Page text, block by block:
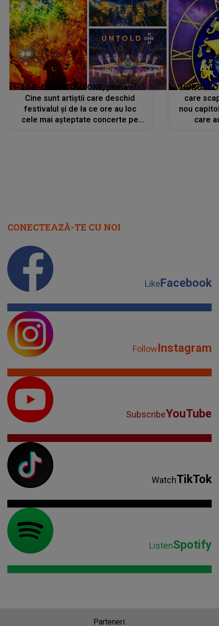
LINE-UP UNTOLD ONE, prima zi.
Cine sunt artiștii care deschid
festivalul și de la ce ore au loc
cele mai așteptate concerte pe
care
nou
care
CONECTEAZĂ-TE CU NOI
LikeFacebook
FollowInstagram
SubscribeYouTube
WatchTikTok
ListenSpotify
Parteneri: